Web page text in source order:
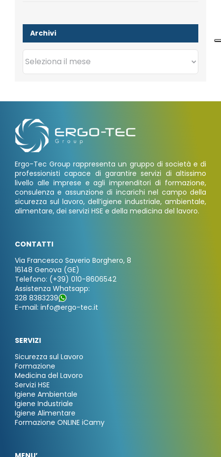
Archivi
Archivi
Ergo-Tec Group rappresenta un gruppo di società e di
professionisti capace di garantire servizi di altissimo
livello alle imprese e agli imprenditori di formazione,
consulenza e assunzione di incarichi nel campo della
sicurezza sul lavoro, dell’igiene industriale, ambientale,
alimentare, dei servizi HSE e della medicina del lavoro.
CONTATTI
Via Francesco Saverio Borghero, 8
16148 Genova (GE)
Telefono: (+39) 010-8606542
Assistenza Whatsapp:
328 8383239
E-mail: info@ergo-tec.it
SERVIZI
Sicurezza sul Lavoro
Formazione
Medicina del Lavoro
Servizi HSE
Igiene Ambientale
Igiene Industriale
Igiene Alimentare
Formazione ONLINE iCamy